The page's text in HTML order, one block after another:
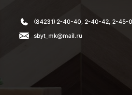
(84231) 2-40-40, 2-40-42, 2-45-
sbyt_mk@mail.ru